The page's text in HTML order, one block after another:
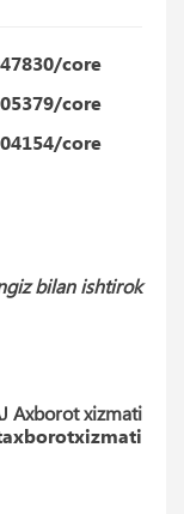
core
core
core
bilan ishtirok
Axborot xizmati